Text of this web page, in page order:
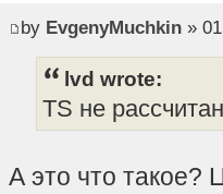
by EvgenyMuchkin» 01
lvd wrote:
TS не
А это что такое?